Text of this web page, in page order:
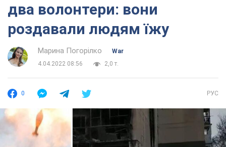
два волонтери: вони
роздавали людям їжу
Марина Погорілко
War
4.04.2022 08:56
2,0 т.
0 РУС